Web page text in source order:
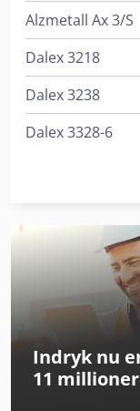
Alzmetall Ax 3/S
Dalex 3218
Dalex 3238
Dalex 3328-6
Dalex Pl 63
Dalex Pms 10-2
Dalex Pms 10-4
Dalex Pms 12
Dalex Pms 14-4
Indryk nu
11